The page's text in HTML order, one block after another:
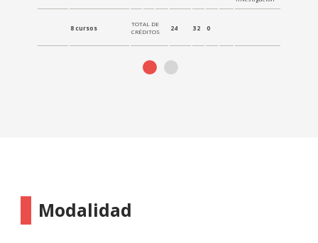
8 cursos
TOTAL DE
CRÉDITOS
24 32 0
Modalidad